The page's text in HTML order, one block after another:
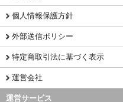
個人情報保護方針
外部送信ポリシー
特定商取引法に基づく表示
運営会社
運営サービス